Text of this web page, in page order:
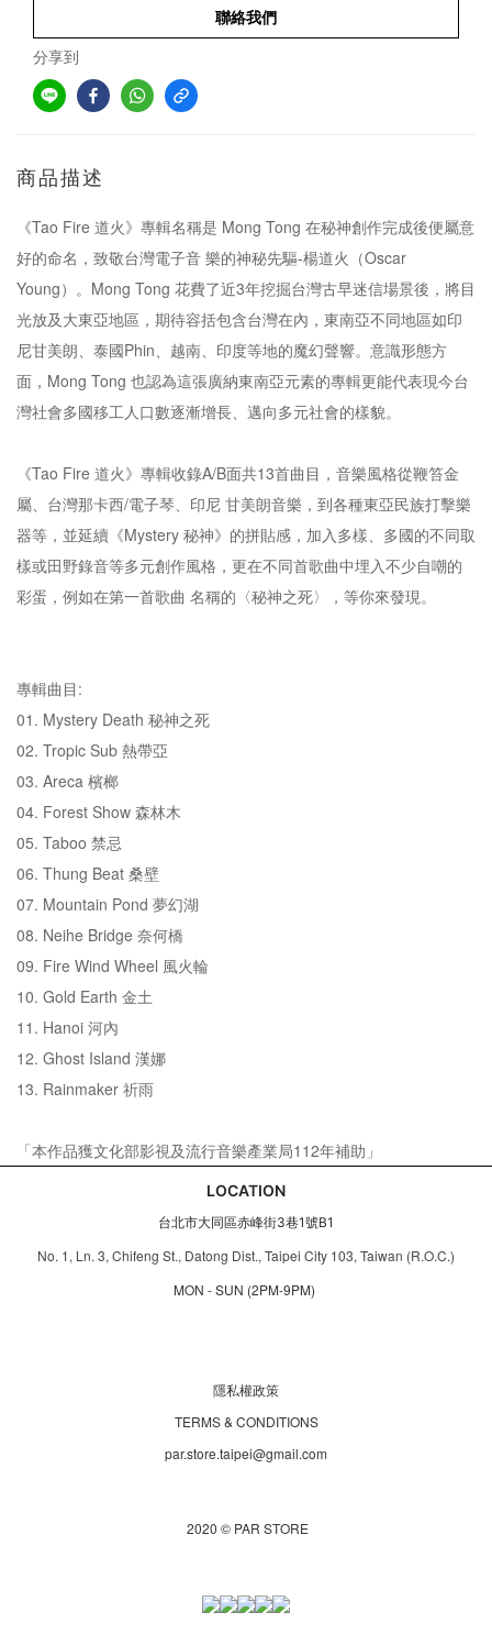
聯絡我們
分享到
商品描述
《Tao Fire 道火》專輯名稱是 Mong Tong 在秘神創作完成後便屬意
好的命名，致敬台灣電子音 樂的神秘先驅-楊道火（Oscar
Young）。Mong Tong 花費了近3年挖掘台灣古早迷信場景後，將目
光放及大東亞地區，期待容括包含台灣在內，東南亞不同地區如印
尼甘美朗、泰國Phin、越南、印度等地的魔幻聲響。意識形態方
面，Mong Tong 也認為這張廣納東南亞元素的專輯更能代表現今台
灣社會多國移工人口數逐漸增長、邁向多元社會的樣貌。
《Tao Fire 道火》專輯收錄A/B面共13首曲目，音樂風格從鞭笞金
屬、台灣那卡⻄/電子琴、印尼 甘美朗音樂，到各種東亞⺠族打擊樂
器等，並延續《Mystery 秘神》的拼貼感，加入多樣、多國的不同取
樣或田野錄音等多元創作風格，更在不同首歌曲中埋入不少自嘲的
彩蛋，例如在第一首歌曲 名稱的〈秘神之死〉，等你來發現。
專輯曲目:
01. Mystery Death 秘神之死
02. Tropic Sub 熱帶亞
03. Areca 檳榔
04. Forest Show 森林木
05. Taboo 禁忌
06. Thung Beat 桑壁
07. Mountain Pond 夢幻湖
08. Neihe Bridge 奈何橋
09. Fire Wind Wheel 風火輪
10. Gold Earth 金土
11. Hanoi 河內
12. Ghost Island 漢娜
13. Rainmaker 祈雨
「本作品獲文化部影視及流行音樂產業局112年補助」
LOCATION
台北市大同區赤峰街3巷1號B1
No. 1, Ln. 3, Chifeng St., Datong Dist., Taipei City 103, Taiwan (R.O.C.)
MON - SUN (2PM-9PM)
隱私權政策
TERMS & CONDITIONS
par.store.taipei@gmail.com
2020 © PAR STORE